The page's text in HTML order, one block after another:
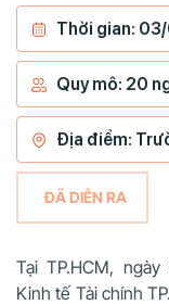
Thời gian:
Quy mô: 20
Địa điểm:
ĐÃ DIỄN RA
Tại TP.HCM,
Kinh tế Tài chính